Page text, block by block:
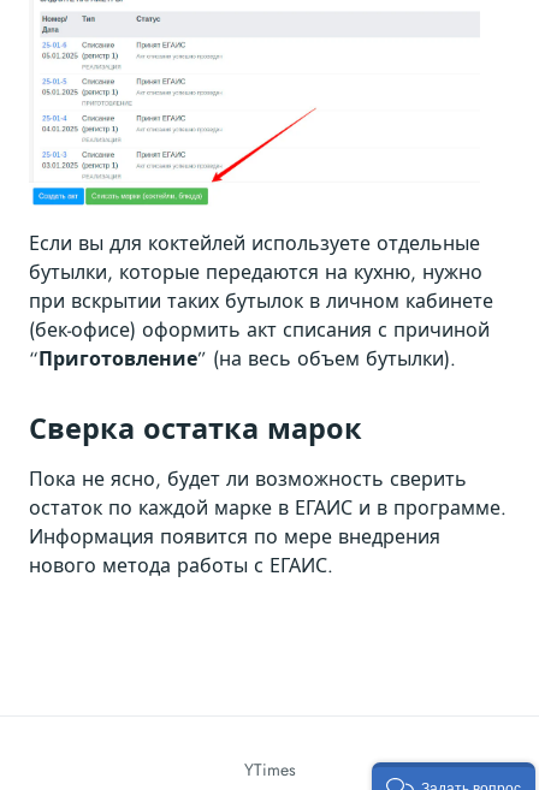
Если вы для коктейлей используете отдельные
бутылки, которые передаются на кухню, нужно
при вскрытии таких бутылок в личном кабинете
(бек-офисе) оформить акт списания с причиной
“Приготовление” (на весь объем бутылки).
Сверка остатка марок
Пока не ясно, будет ли возможность сверить
остаток по каждой марке в ЕГАИС и в программе.
Информация появится по мере внедрения
нового метода работы с ЕГАИС.
YTimes